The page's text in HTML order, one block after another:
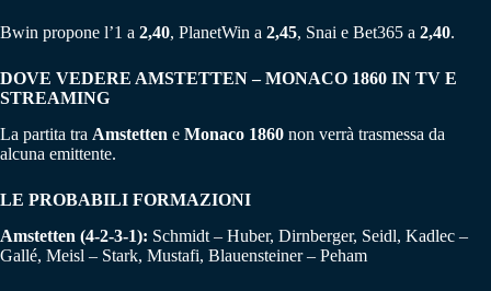
Bwin propone l’1 a 2,40, PlanetWin a 2,45, Snai e Bet365 a 2,40.
DOVE VEDERE AMSTETTEN – MONACO 1860 IN TV E
STREAMING
La partita tra Amstetten e Monaco 1860 non verrà trasmessa da
alcuna emittente.
LE PROBABILI FORMAZIONI
Amstetten (4-2-3-1): Schmidt – Huber, Dirnberger, Seidl, Kadlec –
Gallé, Meisl – Stark, Mustafi, Blauensteiner – Peham